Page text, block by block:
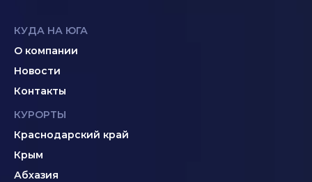
КУДА НА ЮГА
О компании
Новости
Контакты
КУРОРТЫ
Краснодарский край
Крым
Абхазия